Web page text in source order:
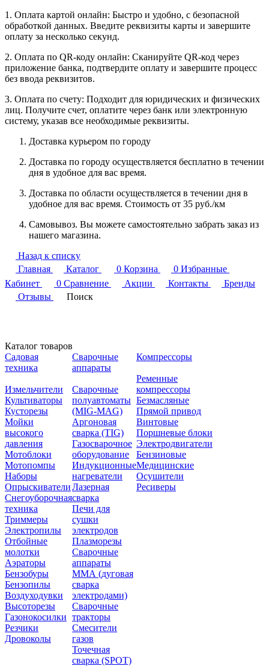
1. Оплата картой онлайн: Быстро и удобно, с безопасной
обработкой данных. Введите реквизиты карты и завершите
оплату за несколько секунд.
2. Оплата по QR-коду онлайн: Сканируйте QR-код через
приложение банка, подтвердите оплату и завершите процесс
без ввода реквизитов.
3. Оплата по счету: Подходит для юридических и физических
лиц. Получите счет, оплатите через банк или электронную
систему, указав все необходимые реквизиты.
Доставка курьером по городу
Доставка по городу осуществляется бесплатно в течении
дня в удобное для вас время.
Доставка по области осуществляется в течении дня в
удобное для вас время. Стоимость от 35 руб./км
Самовывоз. Вы можете самостоятельно забрать заказ из
нашего магазина.
Назад к списку
Главная
Каталог 0 Корзина 0 Избранные
Кабинет
0 Сравнение Акции Контакты
Бренды
Отзывы
Поиск
Каталог товаров
Садовая
техника
Измельчители
Культиваторы
Кусторезы
Мойки
высокого
давления
Мотоблоки
Мотопомпы
Наборы
Опрыскиватели
Снегоуборочная
техника
Триммеры
Электропилы
Отбойные
молотки
Аэраторы
Бензобуры
Бензопилы
Воздуходувки
Высоторезы
Газонокосилки
Резчики
Дровоколы
Сварочные
аппараты
Сварочные
полуавтоматы
(MIG-MAG)
Аргоновая
сварка (TIG)
Газосварочное
оборудование
Индукционные
нагреватели
Лазерная
сварка
Печи для
сушки
электродов
Плазморезы
Сварочные
аппараты
ММА (дуговая
сварка
электродами)
Сварочные
тракторы
Смесители
газов
Точечная
сварка (SPOT)
Компрессоры
Ременные
компрессоры
Безмасляные
Прямой привод
Винтовые
Поршневые блоки
Электродвигатели
Бензиновые
Медицинские
Осушители
Ресиверы